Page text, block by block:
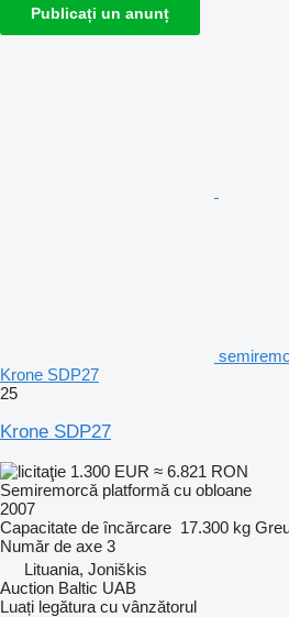
Publicați un anunț
Krone SDP27
25
Krone SDP27
1.300 EUR ≈ 6.821 RON
Semiremorcă platformă cu obloane
2007
Capacitate de încărcare 17.300 kg
Număr de axe 3
Lituania, Joniškis
Auction Baltic UAB
Luați legătura cu vânzătorul